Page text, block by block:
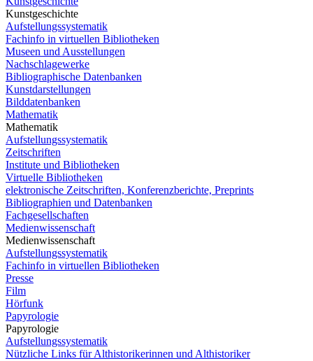
Kunstgeschichte
Aufstellungssystematik
Fachinfo in virtuellen Bibliotheken
Museen und Ausstellungen
Nachschlagewerke
Bibliographische Datenbanken
Kunstdarstellungen
Bilddatenbanken
Mathematik
Mathematik
Aufstellungssystematik
Zeitschriften
Institute und Bibliotheken
Virtuelle Bibliotheken
elektronische Zeitschriften, Konferenzberichte, Preprints
Bibliographien und Datenbanken
Fachgesellschaften
Medienwissenschaft
Medienwissenschaft
Aufstellungssystematik
Fachinfo in virtuellen Bibliotheken
Presse
Film
Hörfunk
Papyrologie
Papyrologie
Aufstellungssystematik
Nützliche Links für Althistorikerinnen und Althistoriker